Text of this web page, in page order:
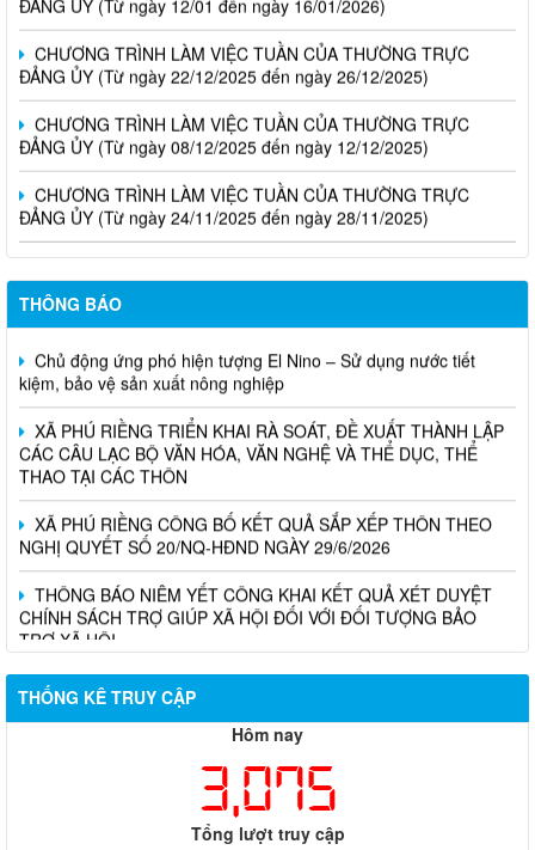
CHƯƠNG TRÌNH LÀM VIỆC TUẦN CỦA THƯỜNG TRỰC
ĐẢNG ỦY (Từ ngày 22/12/2025 đến ngày 26/12/2025)
CHƯƠNG TRÌNH LÀM VIỆC TUẦN CỦA THƯỜNG TRỰC
ĐẢNG ỦY (Từ ngày 08/12/2025 đến ngày 12/12/2025)
CHƯƠNG TRÌNH LÀM VIỆC TUẦN CỦA THƯỜNG TRỰC
ĐẢNG ỦY (Từ ngày 24/11/2025 đến ngày 28/11/2025)
THÔNG BÁO
Chủ động ứng phó hiện tượng El Nino – Sử dụng nước tiết
kiệm, bảo vệ sản xuất nông nghiệp
XÃ PHÚ RIỀNG TRIỂN KHAI RÀ SOÁT, ĐỀ XUẤT THÀNH LẬP
CÁC CÂU LẠC BỘ VĂN HÓA, VĂN NGHỆ VÀ THỂ DỤC, THỂ
THAO TẠI CÁC THÔN
XÃ PHÚ RIỀNG CÔNG BỐ KẾT QUẢ SẮP XẾP THÔN THEO
NGHỊ QUYẾT SỐ 20/NQ-HĐND NGÀY 29/6/2026
THÔNG BÁO NIÊM YẾT CÔNG KHAI KẾT QUẢ XÉT DUYỆT
CHÍNH SÁCH TRỢ GIÚP XÃ HỘI ĐỐI VỚI ĐỐI TƯỢNG BẢO
TRỢ XÃ HỘI
THỐNG KÊ TRUY CẬP
Hôm nay
3,075
Tổng lượt truy cập